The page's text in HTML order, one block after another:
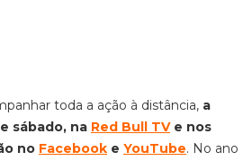
toda a ação à distância, a
sábado, na Red Bull TVe nos
no Facebook e YouTube. No ano